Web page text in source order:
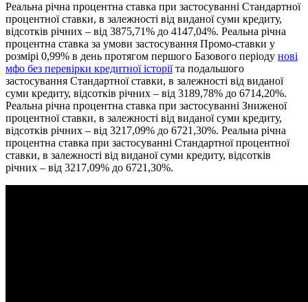
Реальна річна процентна ставка при застосуванні Стандартної
процентної ставки, в залежності від виданої суми кредиту,
відсотків річних – від 3875,71% до 4147,04%. Реальна річна
процентна ставка за умови застосування Промо-ставки у
розмірі 0,99% в день протягом першого Базового періоду нові
мфо без перевірки кредитної історіїта подальшого
застосування Стандартної ставки, в залежності від виданої
суми кредиту, відсотків річних – від 3189,78% до 6714,20%.
Реальна річна процентна ставка при застосуванні Зниженої
процентної ставки, в залежності від виданої суми кредиту,
відсотків річних – від 3217,09% до 6721,30%. Реальна річна
процентна ставка при застосуванні Стандартної процентної
ставки, в залежності від виданої суми кредиту, відсотків
річних – від 3217,09% до 6721,30%.